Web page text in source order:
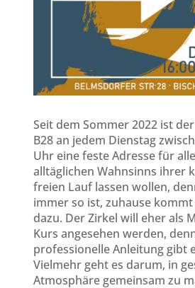
Seit dem Sommer 2022 ist
B28 an jedem Dienstag
Uhr eine feste Adresse für
alltäglichen Wahnsinns ihrer
freien Lauf lassen wollen,
immer so ist, zuhause
dazu. Der Zirkel will eher als
Kurs angesehen werden,
professionelle Anleitung gibt
Vielmehr geht es darum, in
Atmosphäre gemeinsam zu